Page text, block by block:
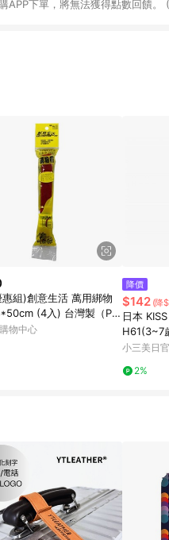
APP下單，將無法獲得點數回饋。​
我的訂單」頁面查詢，請依LINE購
)創意生活 萬用綁物
(4入) 台灣製（P9
色隨機
物中心
降價
$142 (降
日本
H61(3~7
小三美日
2%